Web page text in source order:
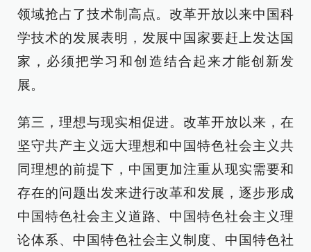
领域抢占了技术制高点。改革开放以来中国科
学技术的发展表明，发展中国家要赶上发达国
家，必须把学习和创造结合起来才能创新发
展。
第三，理想与现实相促进。改革开放以来，在
坚守共产主义远大理想和中国特色社会主义共
同理想的前提下，中国更加注重从现实需要和
存在的问题出发来进行改革和发展，逐步形成
中国特色社会主义道路、中国特色社会主义理
论体系、中国特色社会主义制度、中国特色社